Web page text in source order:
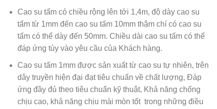
Cao su tấm có chiều rộng lên tới 1,4m, độ dày cao su
tấm từ 1mm đến cao su tấm 10mm thậm chí có cao su
tấm có thể dày đến 50mm. Chiều dài cao su tấm có thể
đáp ứng tùy vào yêu cầu của Khách hàng.
Cao su tấm 1mm được sản xuất từ cao su tự nhiên, trên
dây truyền hiện đại đạt tiêu chuẩn về chất lượng, Đáp
ứng đầy đủ theo tiêu chuẩn kỹ thuật, Khả năng chống
chịu cao, khả năng chịu mài mòn tốt trong những điều